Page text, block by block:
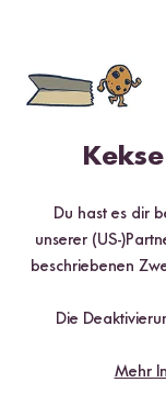
✔️ 25 leckere
✔️ Von Sushi über
✔️ Inklusive Tipps &
*Das Digitale Rezeptbuch
Mehr
Traditional
Du hast es dir
unserer (US-
beschriebenen
Die
Mehr